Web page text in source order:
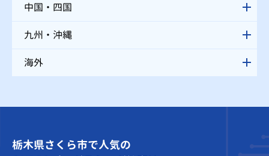
中国・四国
九州・沖縄
海外
栃木県さくら市で人気の